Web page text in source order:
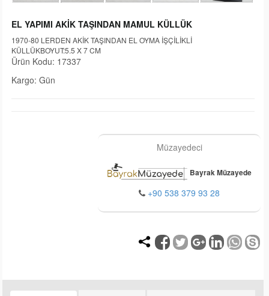
EL YAPIMI AKİK TAŞINDAN MAMUL KÜLLÜK
1970-80 LERDEN AKİK TAŞINDAN EL OYMA İŞÇİLİKLİ
KÜLLÜKBOYUT:5.5 X 7 CM
Ürün Kodu: 17337
Kargo: Gün
Müzayedeci
Bayrak Müzayede
+90 538 379 93 28